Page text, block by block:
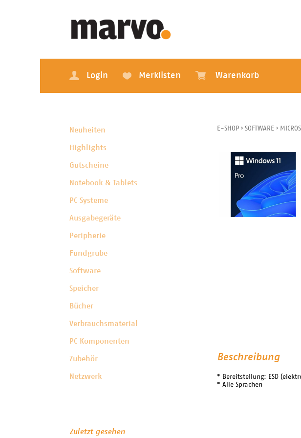
Login Merklisten Warenkorb
Neuheiten
Highlights
Gutscheine
Notebook & Tablets
PC Systeme
Ausgabegeräte
Peripherie
Fundgrube
Software
Speicher
Bücher
Verbrauchsmaterial
PC Komponenten
Zubehör
Netzwerk
E-SHOP › SOFTWARE ›
Beschreibung
* Bereitstellung: ESD
* Alle Sprachen
Zuletzt gesehen